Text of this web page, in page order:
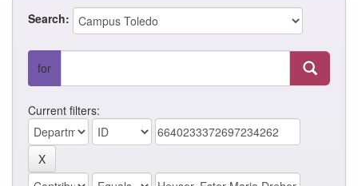
Search:
for
Current filters: